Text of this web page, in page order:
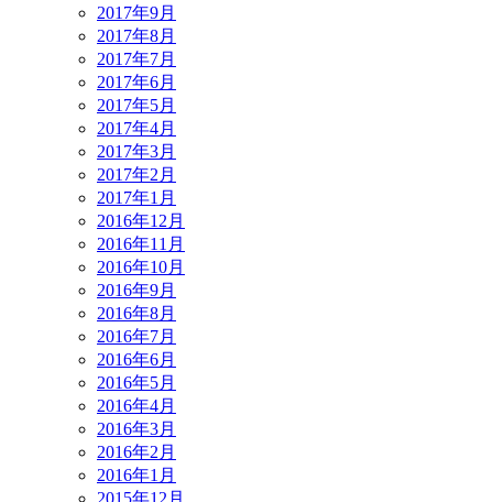
2017年9月
2017年8月
2017年7月
2017年6月
2017年5月
2017年4月
2017年3月
2017年2月
2017年1月
2016年12月
2016年11月
2016年10月
2016年9月
2016年8月
2016年7月
2016年6月
2016年5月
2016年4月
2016年3月
2016年2月
2016年1月
2015年12月